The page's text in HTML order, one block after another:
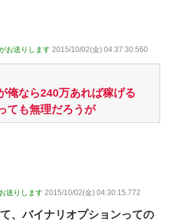
お送りします 2015/10/02(金) 04:37:30.560
俺なら240万あれば稼げる
ても無理だろうが
送りします 2015/10/02(金) 04:30:15.772
、バイナリオプションっての